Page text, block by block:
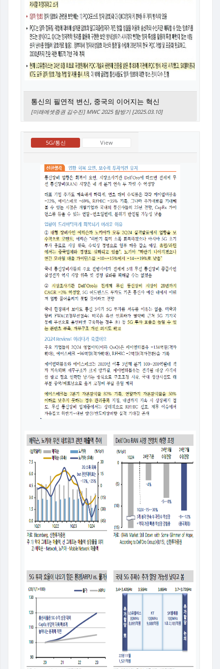
통신의 필연적 변신, 중국의 이어지는 혁신
[미래에셋증권 김수진] MWC 2025 탐방기 [2025.03.10]
5G/통신 View